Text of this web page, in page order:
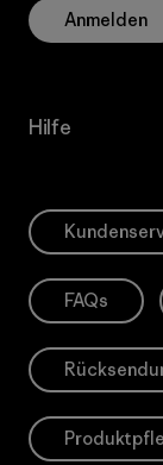
Anmelden
Hilfe
FAQs